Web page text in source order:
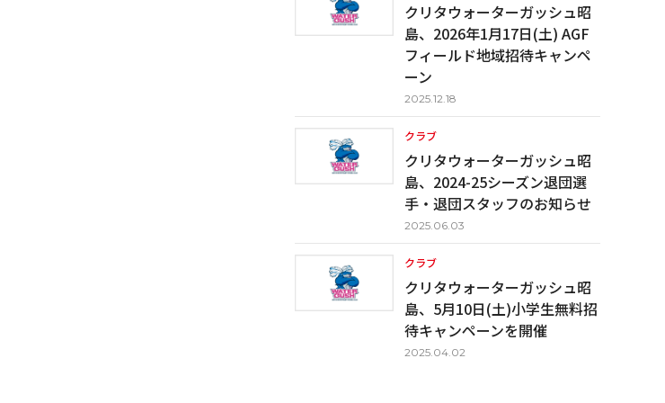
クリタウォーターガッシュ昭
島、2026年1月17日(土) AGF
フィールド地域招待キャンペ
ーン
2025.12.18
クラブ
クリタウォーターガッシュ昭
島、2024-25シーズン退団選
手・退団スタッフのお知らせ
2025.06.03
クラブ
クリタウォーターガッシュ昭
島、5月10日(土)小学生無料招
待キャンペーンを開催
2025.04.02